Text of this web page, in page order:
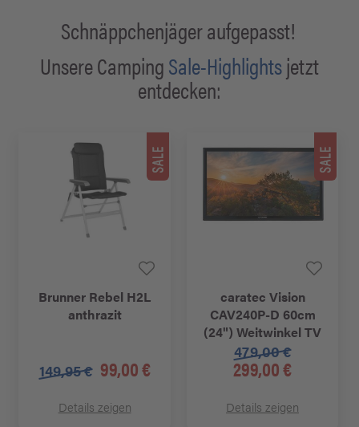
Schnäppchenjäger aufgepasst!
Unsere CampingSale-Highlightsjetzt
entdecken:
Brunner Rebel H2L
anthrazit
149,95 € 99,00 €
Details zeigen
caratec Vision
CAV240P-D 60cm
(24") Weitwinkel TV
479,00 €
299,00 €
Details zeigen